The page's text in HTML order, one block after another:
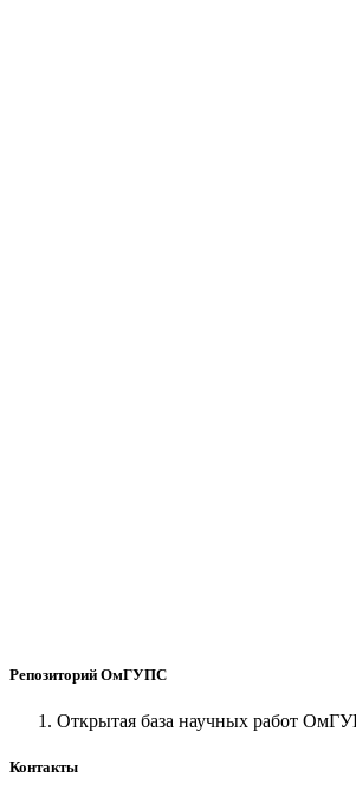
Репозиторий ОмГУПС
Открытая база научных работ
Контакты